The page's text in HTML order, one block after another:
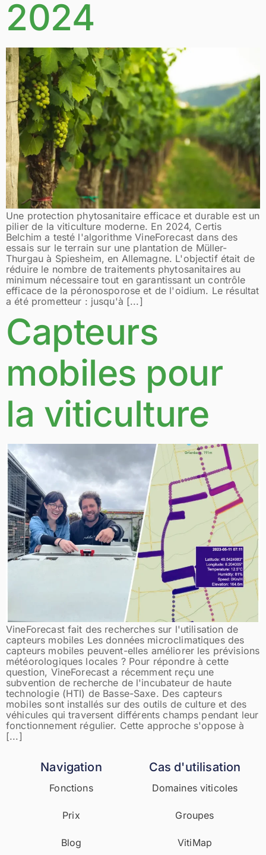
2024
Une protection phytosanitaire efficace et durable est un
pilier de la viticulture moderne. En 2024, Certis
Belchim a testé l'algorithme VineForecast dans des
essais sur le terrain sur une plantation de Müller-
Thurgau à Spiesheim, en Allemagne. L'objectif était de
réduire le nombre de traitements phytosanitaires au
minimum nécessaire tout en garantissant un contrôle
efficace de la péronosporose et de l'oidium. Le résultat
a été prometteur : jusqu'à [...]
Capteurs
mobiles pour
la viticulture
VineForecast fait des recherches sur l'utilisation de
capteurs mobiles Les données microclimatiques des
capteurs mobiles peuvent-elles améliorer les prévisions
météorologiques locales ? Pour répondre à cette
question, VineForecast a récemment reçu une
subvention de recherche de l'incubateur de haute
technologie (HTI) de Basse-Saxe. Des capteurs
mobiles sont installés sur des outils de culture et des
véhicules qui traversent différents champs pendant leur
fonctionnement régulier. Cette approche s'oppose à
[...]
Navigation
Fonctions
Prix
Blog
Cas d'utilisation
Domaines viticoles
Groupes
VitiMap